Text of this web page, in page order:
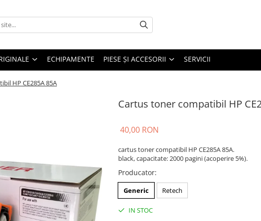
ECHIPAMENTE PIESE ŞI ACCESORII SERVICII
HP CE285A 85A
Cartus toner compatibil HP
40,00 RON
cartus toner compatibil HP CE285A 85A.
black, capacitate: 2000 pagini (acoperire 5%).
Producator:
Generic Retech
IN STOC